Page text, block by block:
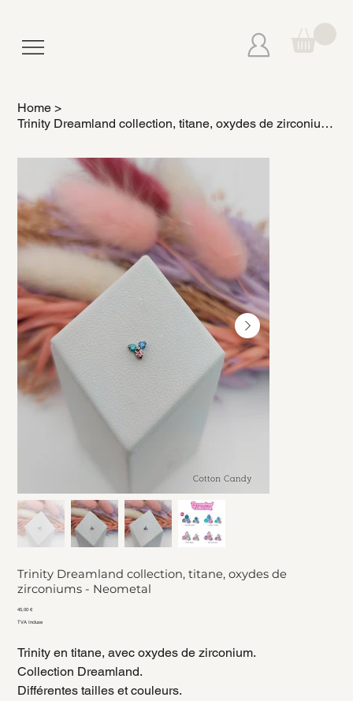
Home >
Trinity Dreamland collection, titane, oxydes de zirconiums - Neometal
Trinity Dreamland collection, titane, oxydes de
zirconiums - Neometal
Prix
45,00 €
TVA Incluse
Trinity en titane, avec oxydes de zirconium.
Collection Dreamland.
Différentes tailles et couleurs.